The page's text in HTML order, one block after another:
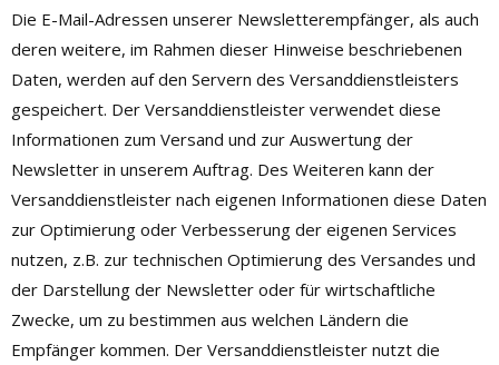
Die E-Mail-Adressen unserer Newsletterempfänger, als auch
deren weitere, im Rahmen dieser Hinweise beschriebenen
Daten, werden auf den Servern des Versanddienstleisters
gespeichert. Der Versanddienstleister verwendet diese
Informationen zum Versand und zur Auswertung der
Newsletter in unserem Auftrag. Des Weiteren kann der
Versanddienstleister nach eigenen Informationen diese Daten
zur Optimierung oder Verbesserung der eigenen Services
nutzen, z.B. zur technischen Optimierung des Versandes und
der Darstellung der Newsletter oder für wirtschaftliche
Zwecke, um zu bestimmen aus welchen Ländern die
Empfänger kommen. Der Versanddienstleister nutzt die